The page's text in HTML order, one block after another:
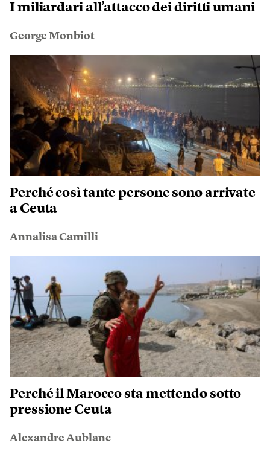
I miliardari all’attacco dei diritti umani
George Monbiot
Perché così tante persone sono arrivate
a Ceuta
Annalisa Camilli
Perché il Marocco sta mettendo sotto
pressione Ceuta
Alexandre Aublanc